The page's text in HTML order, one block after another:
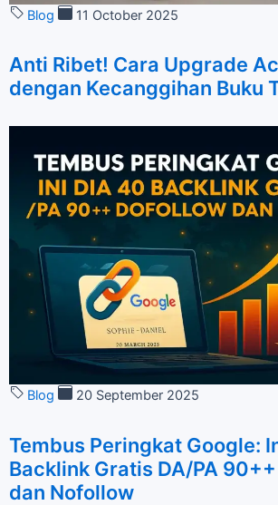
Blog 11 October 2025
Anti Ribet! Cara Upgrade
dengan Kecanggihan Buku
Blog 20 September 2025
Tembus Peringkat Google:
Backlink Gratis DA/PA
dan Nofollow